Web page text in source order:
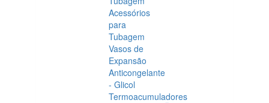
Acessórios
para
Tubagem
Vasos de
Expansão
Anticongelante
- Glicol
Termoacumuladores